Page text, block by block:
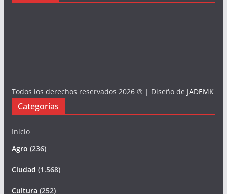
Todos los derechos reservados 2026 ® | Diseño de JADEMK
Categorías
Inicio
Agro (236)
Ciudad (1.568)
Cultura (252)